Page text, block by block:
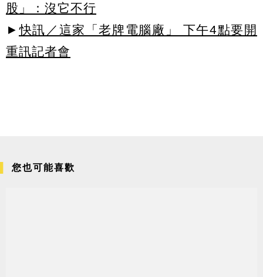
股」：沒它不行
► 快訊／這家「老牌電腦廠」 下午4點要開
重訊記者會
您也可能喜歡